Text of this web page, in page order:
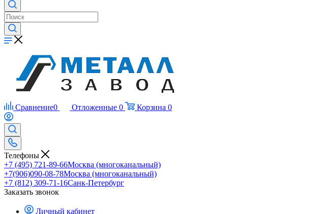
Сравнение0 Отложенные 0 Корзина 0
Телефоны
+7 (495) 721-89-66Москва (многоканальный)
+7(906)090-08-78Москва (многоканальный)
+7 (812) 309-71-16Санк-Петербург
Заказать звонок
Личный кабинет